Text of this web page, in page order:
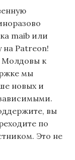
maib или
Patreon!
Молдовы к
мы
новых и
вы
по
Это не